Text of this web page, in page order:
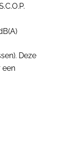
Deze
een